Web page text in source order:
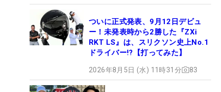
ついに正式発表、9月12日デビュ
ー！未発表時から2勝した『ZXi
RKT LS』は、スリクソン史上No.1
ドライバー!?【打ってみた】
2026年8月5日 (水) 11時31分 83